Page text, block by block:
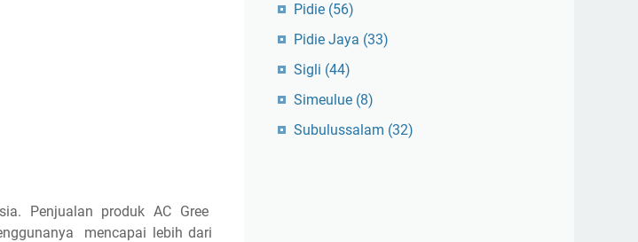
Penjualan produk AC Gree
mencapai lebih dari
Pidie (56)
Pidie Jaya (33)
Sigli (44)
Simeulue (8)
Subulussalam (32)